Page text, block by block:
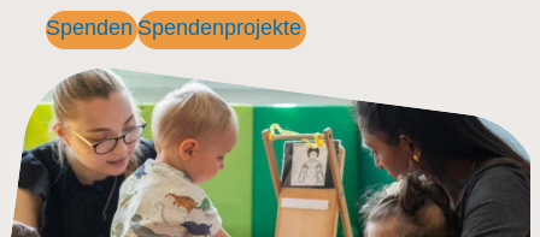
Spenden Spendenprojekte